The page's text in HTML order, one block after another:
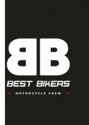
Luglio 2026: